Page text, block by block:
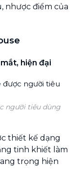
nhược điểm của
hiện đại
người tiêu dùng
thiết kế dạng
tinh khiết làm
trọng hiện